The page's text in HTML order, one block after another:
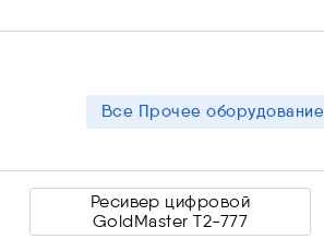
Скрыть
Все Прочее оборудование
Ресивер цифровой
GoldMaster T2-777
Ресивер цифровой
GoldMaster T2-777